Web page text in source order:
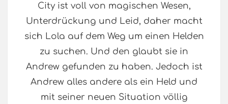
City ist voll von magischen Wesen,
Unterdrückung und Leid, daher macht
sich Lola auf dem Weg um einen Helden
zu suchen. Und den glaubt sie in
Andrew gefunden zu haben. Jedoch ist
Andrew alles andere als ein Held und
mit seiner neuen Situation völlig